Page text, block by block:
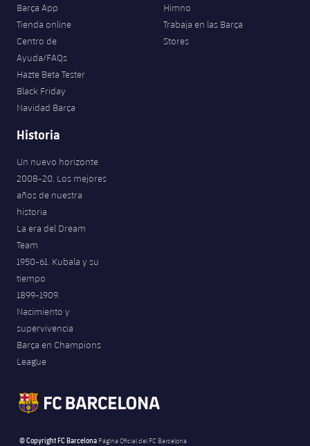
Barça App
Tienda online
Centro de
Ayuda/FAQs
Hazte Beta Tester
Black Friday
Navidad Barça
Himno
Trabaja en las Barça
Stores
Historia
Un nuevo horizonte
2008-20. Los mejores
años de nuestra
historia
La era del Dream
Team
1950-61. Kubala y su
tiempo
1899-1909.
Nacimiento y
supervivencia
Barça en Champions
League
© Copyright FC Barcelona Página Oficial del FC Barcelona